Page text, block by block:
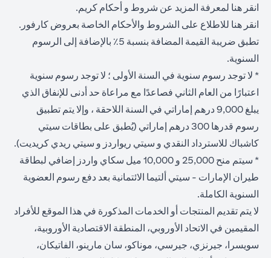
انقر هنا opens in a new tab
لمعرفة المزيد عن شروط و أحكام كريم.
انقر هنا opens in a new tab
للاطلاع على الشروط والأحكام الخاصة بعروض كارفور.
تطبق ضريبة القيمة المضافة بنسبة 5٪ بالإضافة إلى الرسوم
السنوية.
* لا توجد رسوم سنوية في السنة الأولى ؛ لا توجد رسوم سنوية
اعتبارًا من العام الثاني فصاعدًا مع مراعاة حد أدنى للإنفاق الذي
يبلغ 9,000 درهم إماراتي في السنة اللاحقة ، وإلا يتم تطبيق
رسوم قدرها 300 درهم إماراتي (يُطبق على بطاقات سيتي
كاشباك للاسترداد النقدي و سيتي ريواردز و سيتي ريدي كريديت).
* سيتم منح 25,000 و 10,000 ميل سكاي واردز إضافي لبطاقة
طيران الإمارات - سيتي ألتيما الائتمانية بعد دفع رسوم العضوية
السنوية الكاملة.
لا يتم تقديم المنتجات أو الخدمات المذكورة في هذا الموقع للأفراد
المقيمين في الاتحاد الأوروبي، المنطقة الاقتصادية الأوروبية،
سويسرا، جيرنزي، جيرسي، موناكو، سان مارينو، الفاتيكان،